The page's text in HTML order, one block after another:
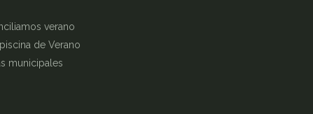
verano
de Verano
municipales